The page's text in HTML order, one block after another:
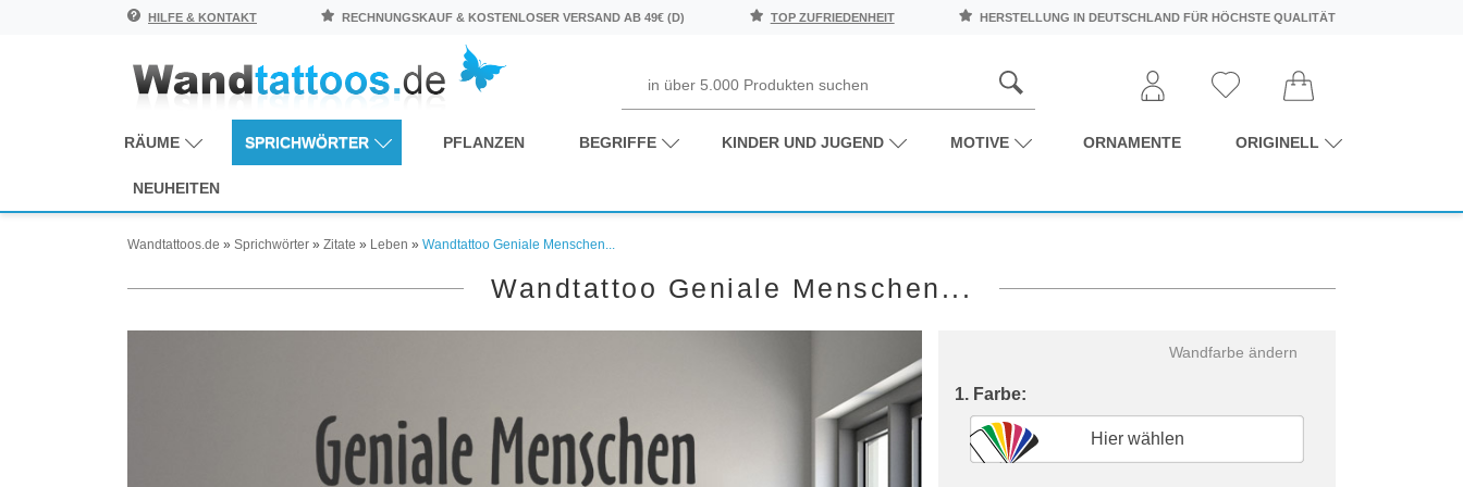
HILFE & KONTAKT RECHNUNGSKAUF & KOSTENLOSER VERSAND AB 49€ (D) TOP ZUFRIEDENHEIT HERSTELLUNG IN DEUTSCHLAND FÜR HÖCHSTE QUALITÄT
RÄUME SPRICHWÖRTER PFLANZEN BEGRIFFE KINDER UND JUGEND MOTIVE ORNAMENTE ORIGINELL
NEUHEITEN
Wandtattoos.de » Sprichwörter » Zitate » Leben » Wandtattoo Geniale Menschen...
Wandtattoo Geniale Menschen...
Wandfarbe ändern
1. Farbe:
Hier wählen